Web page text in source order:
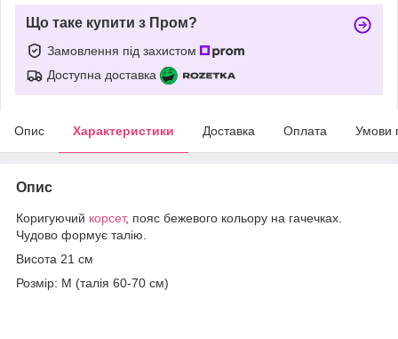
Що таке купити з Пром?
Замовлення під захистом
Доступна доставка
Опис Характеристики Доставка Оплата Умови
Опис
Коригуючий корсет, пояс бежевого кольору на гачечках.
Чудово формує талію.
Висота 21 см
Розмір: M (талія 60-70 см)